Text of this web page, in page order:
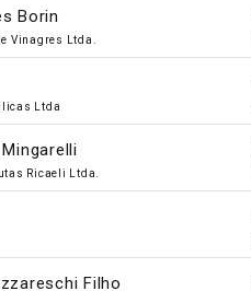
Borin
Vinagres Ltda.
Ltda
Ricaeli Ltda.
Filho